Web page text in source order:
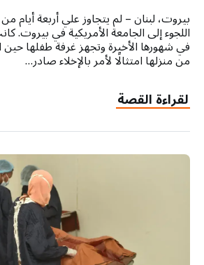
بيروت، لبنان – لم يتجاوز علي أربعة أيام
اللجوء إلى الجامعة الأمريكية في بيروت.
في شهورها الأخيرة وتجهز غرفة طفلها
من منزلها امتثالًا لأمر بالإخلاء صادر…
لقراءة القصة